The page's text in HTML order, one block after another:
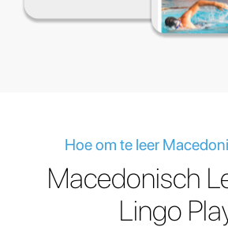
Hoe om te leer
Macedonisch
Lingo